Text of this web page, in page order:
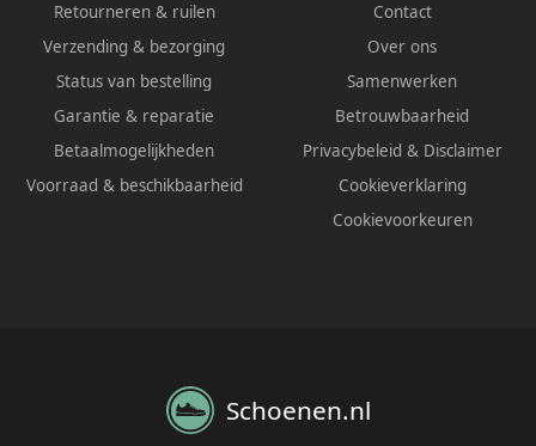
Retourneren & ruilen
Verzending & bezorging
Status van bestelling
Garantie & reparatie
Betaalmogelijkheden
Voorraad & beschikbaarheid
Contact
Over ons
Samenwerken
Betrouwbaarheid
Privacybeleid & Disclaimer
Cookieverklaring
Cookievoorkeuren
Schoenen.nl